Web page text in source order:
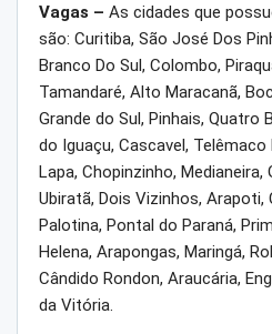
Vagas – As cidades que
são: Curitiba, São José Dos
Branco Do Sul, Colombo,
Tamandaré, Alto Maracanã,
Grande do Sul, Pinhais, Quatro
do Iguaçu, Cascavel,
Lapa, Chopinzinho, Medianeira,
Ubiratã, Dois Vizinhos, Arapoti,
Palotina, Pontal do Paraná,
Helena, Arapongas, Maringá,
Cândido Rondon, Araucária,
da Vitória.